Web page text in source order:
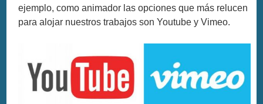
ejemplo, como animador las opciones que más relucen
para alojar nuestros trabajos son Youtube y Vimeo.